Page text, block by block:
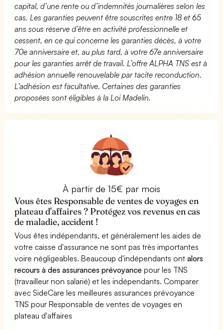
capital, d’une rente ou d’indemnités journalières selon les
cas. Les garanties peuvent être souscrites entre 18 et 65
ans sous réserve d’être en activité professionnelle et
cessent, en ce qui concerne les garanties décès, à votre
70e anniversaire et, au plus tard, à votre 67e anniversaire
pour les garanties arrêt de travail. L’offre ALPHA TNS est à
adhésion annuelle renouvelable par tacite reconduction.
L’adhésion est facultative. Certaines des garanties
proposées sont éligibles à la Loi Madelin.
À partir de 15€ par mois
Vous êtes Responsable de ventes de voyages en
plateau d'affaires ? Protégez vos revenus en cas
de maladie, accident !
Vous êtes indépendants, et généralement les aides de
votre caisse d'assurance ne sont pas très importantes
voire négligeables. Beaucoup d'indépendants ontalors
recours à des assurances prévoyance pour les TNS
(travailleur non salarié) et les indépendants. Comparer
avec SideCare les meilleures assurances prévoyance
TNS pour Responsable de ventes de voyages en
plateau d'affaires